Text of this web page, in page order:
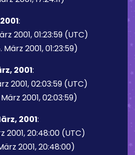
:
2001, 01:23:59 (UTC)
2001, 01:23:59)
2001:
2001, 02:03:59 (UTC)
2001, 02:03:59)
2001:
2001, 20:48:00 (UTC)
2001, 20:48:00)